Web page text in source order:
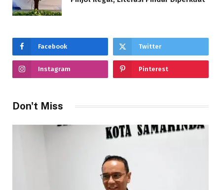
Facebook Twitter
Instagram Pinterest
Don't Miss